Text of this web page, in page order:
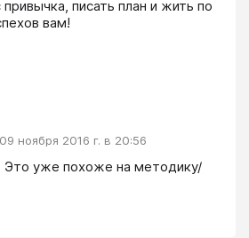
привычка, писать план и жить по
вам!
09 ноября 2016 г. в 20:56
Это уже похоже на методику/